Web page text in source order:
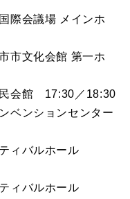
会議場 メインホ
文化会館 第一ホ
会館 17:30／18:30
ンションセンター
ィバルホール
ィバルホール